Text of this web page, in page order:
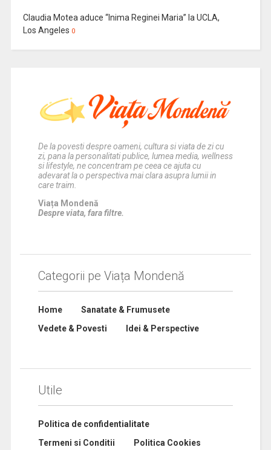
Claudia Motea aduce “Inima Reginei Maria” la UCLA,
Los Angeles 0
De la povesti despre oameni, cultura si viata de zi cu
zi, pana la personalitati publice, lumea media, wellness
si lifestyle, ne concentram pe ceea ce ajuta cu
adevarat la o perspectiva mai clara asupra lumii in
care traim.
Viața Mondenă
Despre viata, fara filtre.
Categorii pe Viața Mondenă
Home
Sanatate & Frumusete
Vedete & Povesti
Idei & Perspective
Utile
Politica de confidentialitate
Termeni si Conditii
Politica Cookies